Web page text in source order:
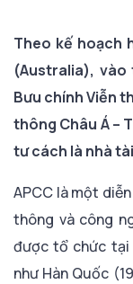
Theo kế hoạch
(Australia), vào
Bưu chính Viễn
thông Châu Á –
tư cách là nhà
APCC là một
thông và công
được tổ chức tại
như Hàn Quốc